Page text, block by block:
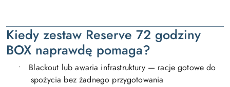
Kiedy zestaw Reserve 72 godziny
BOX naprawdę pomaga?
•
Blackout lub awaria infrastruktury — racje gotowe do
spożycia bez żadnego przygotowania